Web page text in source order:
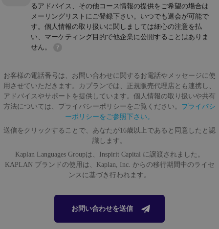
るアドバイス、その他コース情報の提供をご希望の場合は
メーリングリストにご登録下さい。いつでも退会が可能で
す。個人情報の取り扱いに関しましては細心の注意を払
い、マーケティング目的で他企業に公開することはありま
せん。
?
お客様の電話番号は、お問い合わせに関するお電話やメッセージに使
用させていただきます。カプランでは、正規販売代理店とも連携し、
アドバイスやサポートを提供しています。個人情報の取り扱いや共有
方法については、プライバシーポリシーをご覧ください。 プライバシ
ーポリシーをご参照下さい。
送信をクリックすることで、あなたが16歳以上であると同意したと認
識します。
Kaplan Languages Groupは、Inspirit Capital に譲渡されました。
KAPLAN ブランドの使用は、Kaplan, Inc. からの移行期間中のライセ
ンスに基づき行われます。
お問い合わせを送信